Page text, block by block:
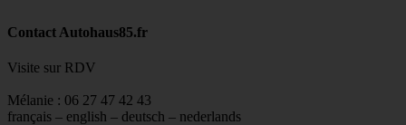
Contact Autohaus85.fr
Visite sur RDV
Mélanie : 06 27 47 42 43
français – english – deutsch – nederlands